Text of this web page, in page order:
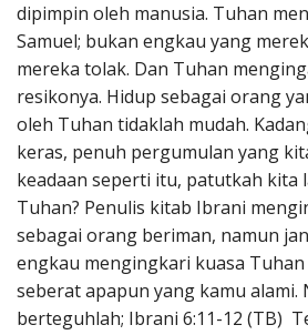
dipimpin oleh manusia. Tuhan
Samuel; bukan engkau yang
mereka tolak. Dan Tuhan
resikonya. Hidup sebagai orang
oleh Tuhan tidaklah mudah.
keras, penuh pergumulan yang
keadaan seperti itu, patutkah kita
Tuhan? Penulis kitab Ibrani
sebagai orang beriman, namun
engkau mengingkari kuasa
seberat apapun yang kamu alami.
berteguhlah; Ibrani 6:11-12 (TB)